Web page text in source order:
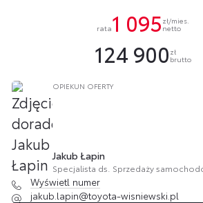
OPIEKUN OFERTY
Jakub Łapin
Specjalista ds. Sprzedaży
Wyświetl numer
jakub.lapin@toyota-wisniewski.pl
rata1 095 zł/mies.
netto
124 900 zł
brutto